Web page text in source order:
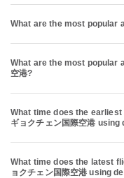
What are the most popular
What are the most popular
空港?
What time does the earliest
ギョクチェン国際空港 using
What time does the latest
ョクチェン国際空港 using